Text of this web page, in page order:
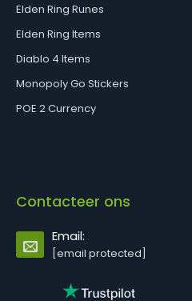
Elden Ring Runes
Elden Ring Items
Diablo 4 Items
Monopoly Go Stickers
POE 2 Currency
Contacteer ons
Email:
[email protected]